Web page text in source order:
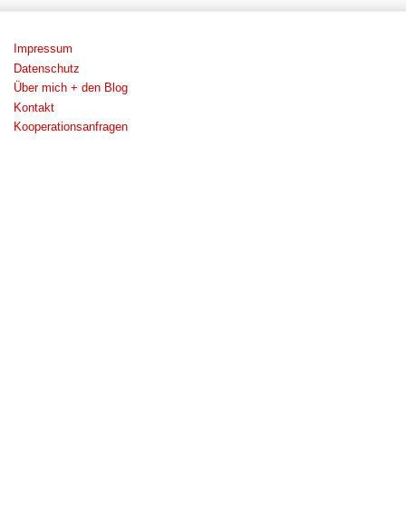
Impressum
Datenschutz
Über mich + den Blog
Kontakt
Kooperationsanfragen